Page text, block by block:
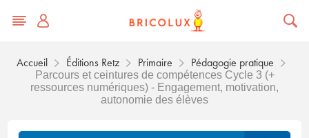
Accueil Éditions Retz Primaire Pédagogie pratique
Parcours et ceintures de compétences Cycle 3 (+
ressources numériques) - Engagement, motivation,
autonomie des élèves